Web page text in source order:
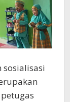
sosialisasi